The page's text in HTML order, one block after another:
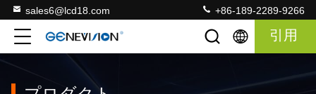
sales6@lcd18.com +86-189-2289-9266
引用